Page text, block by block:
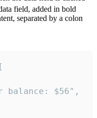
field, added in bold
separated by a colon
balance: $56",